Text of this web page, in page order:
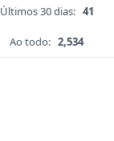
Últimos 30 dias: 41
Ao todo: 2,534